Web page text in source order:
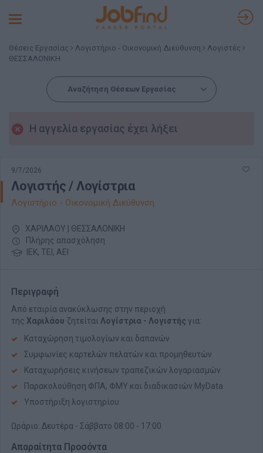
Toggle
Θέσεις Εργασίας Λογιστήριο - Οικονομική Διεύθυνση
Λογιστές
ΘΕΣΣΑΛΟΝΙΚΗ
Αναζήτηση Θέσεων Εργασίας
Η αγγελία εργασίας έχει λήξει
9/7/2026
Λογιστής / Λογίστρια
Λογιστήριο - Οικονομική Διεύθυνση
ΧΑΡΙΛΑΟΥ | ΘΕΣΣΑΛΟΝΙΚΗ
Πλήρης απασχόληση
ΙΕΚ, ΤΕΙ, ΑΕΙ
Περιγραφή
Από εταιρία ανακύκλωσης στην περιοχή
της Χαριλάου ζητείται Λογίστρια - Λογιστής για:
Καταχώρηση τιμολογίων και δαπανών
Συμφωνίες καρτελών πελατών και προμηθευτών
Καταχωρήσεις κινήσεων τραπεζικών λογαριασμών
Παρακολούθηση ΦΠΑ, ΦΜΥ και διαδικασιών MyData
Υποστήριξη λογιστηρίου
Ωράριο: Δευτέρα - Σάββατο 08:00 - 17:00
Απαραίτητα Προσόντα